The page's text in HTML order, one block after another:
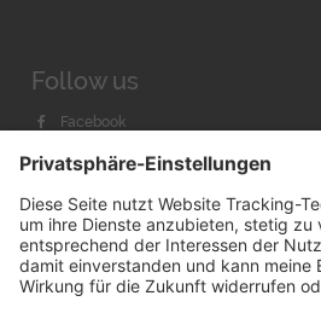
Follow us
Facebook
Youtube